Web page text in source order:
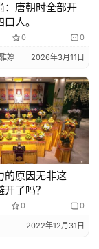
：唐朝时全部开
人。
0 0
婷 2026年3月11日
的原因无非这
了吗？
0 0
2022年12月31日